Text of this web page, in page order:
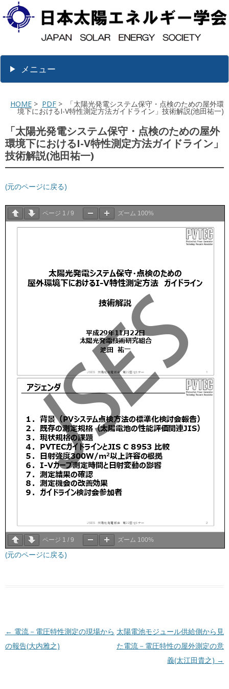
メニュー
HOME > PDF > 「太陽光発電システム保守・点検のための屋外環
境下におけるI-V特性測定方法ガイドライン」技術解説(池田祐一)
「太陽光発電システム保守・点検のための屋外
環境下におけるI-V特性測定方法ガイドライン」
技術解説(池田祐一)
(元のページに戻る)
ページ 1 / 9 ズーム 100%
ページ 1 / 9 ズーム 100%
(元のページに戻る)
投稿ナビゲーション
← 電流－電圧特性測定の現場から
の報告(大内雅之)
太陽電池モジュール供給側から見
た電流－電圧特性の屋外測定の意
義(太江田貴之) →